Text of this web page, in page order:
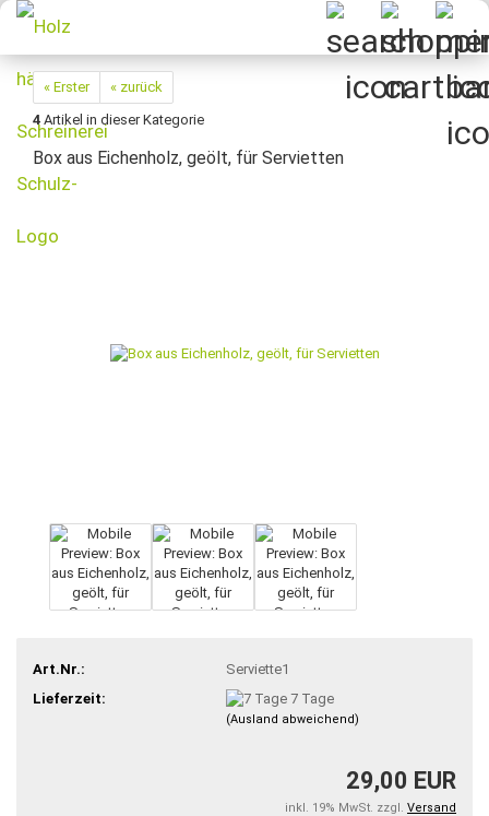
« Erster
« zurück
4 Artikel in dieser Kategorie
Box aus Eichenholz, geölt, für Servietten
Art.Nr.:
Serviette1
Lieferzeit:
7 Tage
(Ausland abweichend)
29,00 EUR
inkl. 19% MwSt. zzgl. Versand